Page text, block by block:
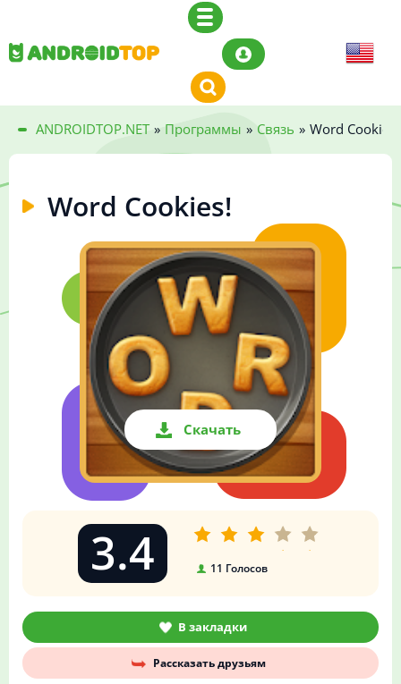
ANDROIDTOP.NET » Программы » Связь » Word Cookies!
Word Cookies!
Скачать
3.4 11 Голосов
В закладки
Рассказать друзьям